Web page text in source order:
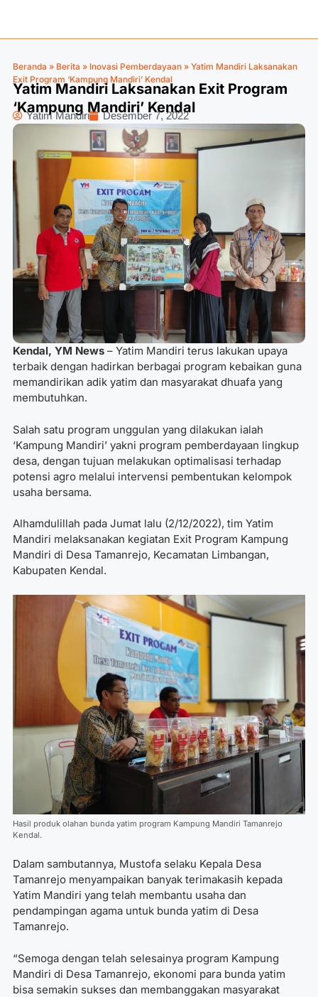
Beranda » Berita » Inovasi Pemberdayaan » Yatim Mandiri Laksanakan
Exit Program ‘Kampung Mandiri’ Kendal
Yatim Mandiri Laksanakan Exit Program
‘Kampung Mandiri’ Kendal
Yatim Mandiri Desember 7, 2022
Kendal, YM News – Yatim Mandiri terus lakukan upaya
terbaik dengan hadirkan berbagai program kebaikan guna
memandirikan adik yatim dan masyarakat dhuafa yang
membutuhkan.
Salah satu program unggulan yang dilakukan ialah
‘Kampung Mandiri’ yakni program pemberdayaan lingkup
desa, dengan tujuan melakukan optimalisasi terhadap
potensi agro melalui intervensi pembentukan kelompok
usaha bersama.
Alhamdulillah pada Jumat lalu (2/12/2022), tim Yatim
Mandiri melaksanakan kegiatan Exit Program Kampung
Mandiri di Desa Tamanrejo, Kecamatan Limbangan,
Kabupaten Kendal.
Hasil produk olahan bunda yatim program Kampung Mandiri Tamanrejo
Kendal.
Dalam sambutannya, Mustofa selaku Kepala Desa
Tamanrejo menyampaikan banyak terimakasih kepada
Yatim Mandiri yang telah membantu usaha dan
pendampingan agama untuk bunda yatim di Desa
Tamanrejo.
“Semoga dengan telah selesainya program Kampung
Mandiri di Desa Tamanrejo, ekonomi para bunda yatim
bisa semakin sukses dan membanggakan masyarakat